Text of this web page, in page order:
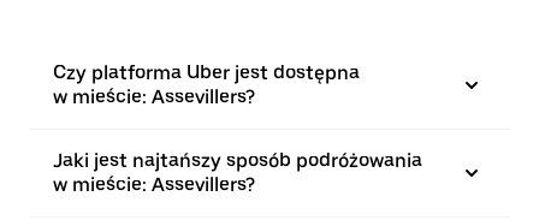
Czy platforma Uber jest dostępna
w mieście: Assevillers?
Jaki jest najtańszy sposób podróżowania
w mieście: Assevillers?